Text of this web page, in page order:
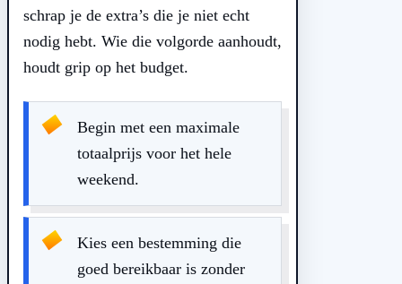
schrap je de extra’s die je niet echt
nodig hebt. Wie die volgorde aanhoudt,
houdt grip op het budget.
Begin met een maximale
totaalprijs voor het hele
weekend.
Kies een bestemming die
goed bereikbaar is zonder